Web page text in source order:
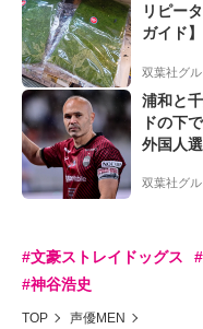
リピー
ガイド】
双葉社グ
浦和と
ドの下
外国人
双葉社グ
#文豪ストレイドッグス
#神谷浩史
TOP
声優MEN